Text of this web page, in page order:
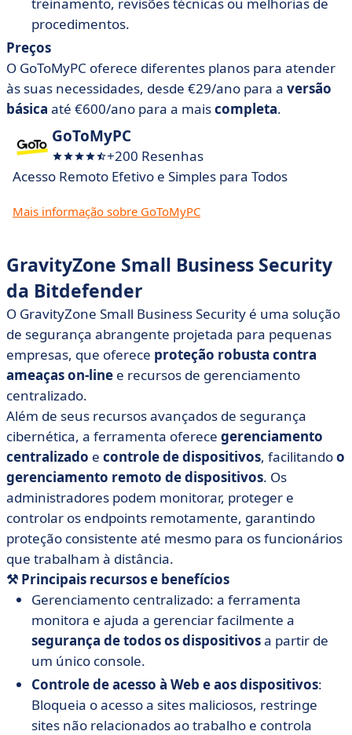
procedimentos.
Preços
O GoToMyPC oferece diferentes planos para atender
às suas necessidades, desde €29/ano para a versão
básica até €600/ano para a maiscompleta.
GoToMyPC
+200 Resenhas
Acesso Remoto Efetivo e Simples para Todos
Mais informação sobre GoToMyPC
GravityZone Small Business Security
da Bitdefender
O GravityZone Small Business Security é uma solução
de segurança abrangente projetada para pequenas
empresas, que oferece proteção robusta contra
ameaças on-line e recursos de gerenciamento
centralizado.
Além de seus recursos avançados de segurança
cibernética, a ferramenta oferece gerenciamento
centralizado e controle de dispositivos, facilitandoo
gerenciamento remoto de dispositivos. Os
administradores podem monitorar, proteger e
controlar os endpoints remotamente, garantindo
proteção consistente até mesmo para os funcionários
que trabalham à distância.
⚒️ Principais recursose benefícios
Gerenciamento centralizado: a ferramenta
monitora e ajuda a gerenciar facilmente a
segurança de todos os dispositivosa partir de
um único console.
Controle de acesso à Web e aos dispositivos:
Bloqueia o acesso a sites maliciosos, restringe
sites não relacionados ao trabalho e controla